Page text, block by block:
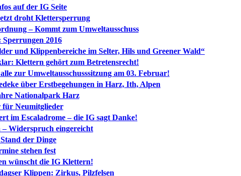
auf der IG Seite
droht Klettersperrung
– Kommt zum Umweltausschuss
Sperrungen 2016
und Klippenbereiche im Selter, Hils und Greener Wald“
Klettern gehört zum Betretensrecht!
zur Umweltausschusssitzung am 03. Februar!
über Erstbegehungen in Harz, Ith, Alpen
Nationalpark Harz
für Neumitglieder
im Escaladrome – die IG sagt Danke!
– Widerspruch eingereicht
der Dinge
stehen fest
wünscht die IG Klettern!
Klippen: Zirkus, Pilzfelsen